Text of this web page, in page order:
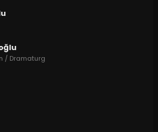
/ Dramaturg